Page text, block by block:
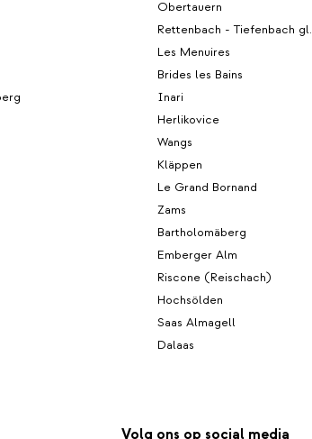
Obertauern
Rettenbach - Tiefenbach gl.
Les Menuires
Brides les Bains
Inari
Herlikovice
Wangs
Kläppen
Le Grand Bornand
Zams
Bartholomäberg
Emberger Alm
Riscone (Reischach)
Hochsölden
Saas Almagell
Dalaas
Volg ons op social media